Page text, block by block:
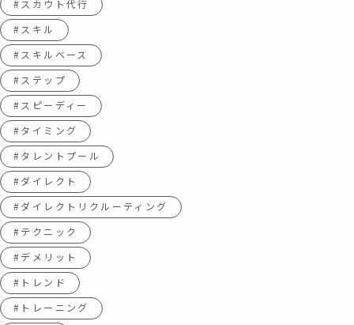
#スカウト代行
#スキル
#スキルベース
#ステップ
#スピーディー
#タイミング
#タレントプール
#ダイレクト
#ダイレクトリクルーティング
#テクニック
#デメリット
#トレンド
#トレーニング